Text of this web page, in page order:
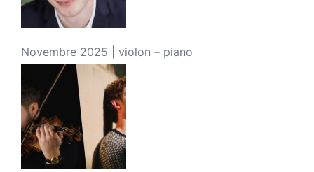
Novembre 2025 | violon – piano